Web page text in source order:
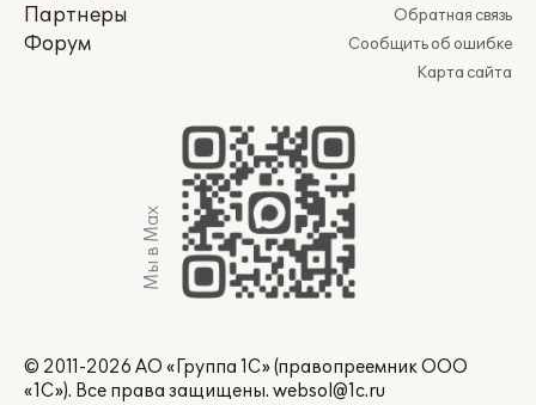
Партнеры
Форум
Обратная связь
Сообщить об ошибке
Карта сайта
Мы в Max
© 2011-2026 АО «Группа 1С» (правопреемник ООО
«1С»). Все права защищены. websol@1c.ru